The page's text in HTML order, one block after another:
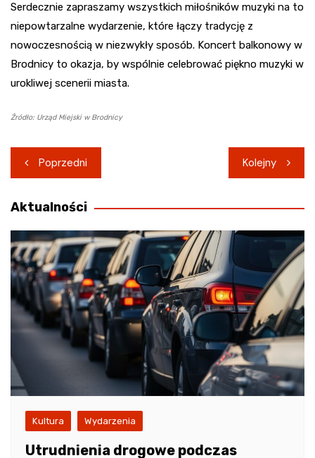
Serdecznie zapraszamy wszystkich miłośników muzyki na to
niepowtarzalne wydarzenie, które łączy tradycję z
nowoczesnością w niezwykły sposób. Koncert balkonowy w
Brodnicy to okazja, by wspólnie celebrować piękno muzyki w
urokliwej scenerii miasta.
Źródło: Urząd Miejski w Brodnicy
Nawigacja
wpisu
Poprzedni Kolejny
Aktualności
Kultura Wydarzenia
Utrudnienia drogowe podczas